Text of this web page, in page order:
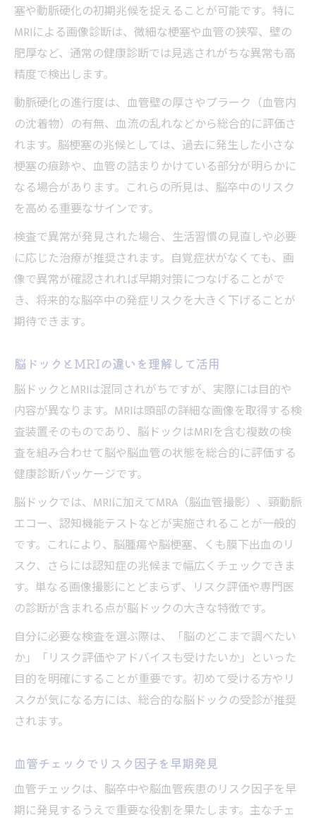
塞や動脈硬化の初期兆候を捉えることが可能です。特に
MRIによる画像診断は、微細な梗塞や血管の狭窄、壁の
肥厚など、通常の健康診断では見逃されがちな異常も高
精度で検出します。
動脈硬化の進行度は、血管壁の厚さやプラーク（血管内
の沈着物）の有無、血流の乱れなどから総合的に評価さ
れます。脳梗塞の兆候としては、過去に発生した小さな
梗塞の痕跡や、血管の詰まりかけている部分が明らかに
なる場合があります。これらの所見は、脳卒中のリスク
を高める重要なサインです。
検査で異常が発見された場合、生活習慣の見直しや必要
に応じた治療が推奨されます。自覚症状がなくても、画
像で異常が確認されれば早期対策につなげることがで
き、将来的な脳卒中の発症リスクを大きく下げることが
期待できます。
脳ドックとMRIの違いを理解して活用
脳ドックとMRIは混同されがちですが、実際には目的や
内容が異なります。MRIは頭部の詳細な画像を取得する検
査装置そのものであり、脳ドックはMRIを含む複数の検
査を組み合わせて脳や脳血管の状態を総合的に評価する
健康診断パッケージです。
脳ドックでは、MRIに加えてMRA（脳血管撮影）、頸動脈
エコー、認知機能テストなどが実施されることが一般的
です。これにより、脳腫瘍や脳梗塞、くも膜下出血のリ
スク、さらには認知症の兆候まで幅広くチェックできま
す。単なる画像撮影にとどまらず、リスク評価や専門医
の診断が含まれる点が脳ドックの大きな特徴です。
自分に必要な検査を選ぶ際は、「脳のどこまで調べたい
か」「リスク評価やアドバイスも受けたいか」といった
目的を明確にすることが重要です。初めて受ける方やリ
スクが気になる方には、総合的な脳ドックの受診が推奨
されます。
血管チェックでリスク因子を早期発見
血管チェックは、脳卒中や脳血管疾患のリスク因子を早
期に発見するうえで重要な役割を果たします。主なチェ